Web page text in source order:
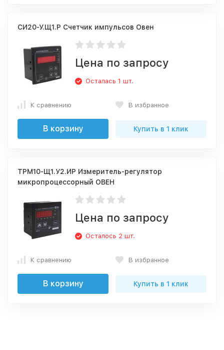
СИ20-У.Щ1.Р Счетчик импульсов Овен
Цена по запросу
Осталась 1 шт.
К сравнению В избранное
В корзину Купить в 1 клик
ТРМ10-Щ1.У2.ИР Измеритель-регулятор
микропроцессорный ОВЕН
Цена по запросу
Осталось 2 шт.
К сравнению В избранное
В корзину Купить в 1 клик